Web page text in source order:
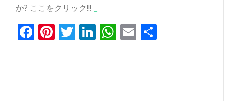
か? ここをクリック!!!
Facebook
Pinterest
Twitter
LinkedIn
WhatsApp
Email